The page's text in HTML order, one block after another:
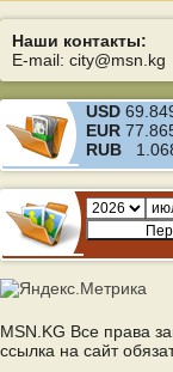
Наши контакты:
E-mail: city@msn.kg
USD
EUR
RUB
MSN.KG Все права
ссылка на сайт